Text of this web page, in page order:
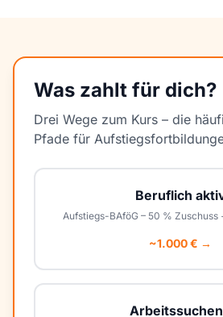
Was zahlt für dich?
Drei Wege zum Kurs – die
Pfade für
Beruflich
Aufstiegs-BAföG – 50 % Zuschuss
~1.000 € →